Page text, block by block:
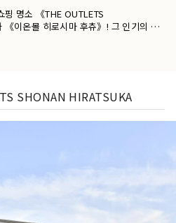
핑 명소 《THE OUTLETS
《이온몰 히로시마 후츄》! 그 인기의 비
SHONAN HIRATSUKA